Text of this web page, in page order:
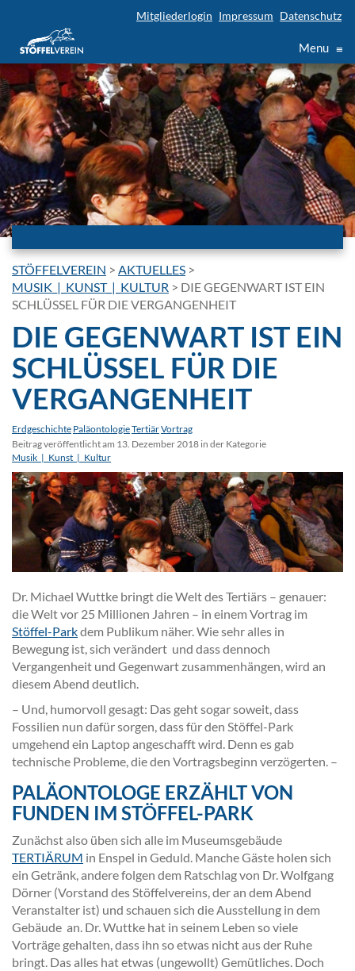
Mitgliederlogin Impressum Datenschutz
Menu ≡
STÖFFELVEREIN > AKTUELLES >
MUSIK_|_KUNST_|_KULTUR > DIE GEGENWART IST EIN
SCHLÜSSEL FÜR DIE VERGANGENHEIT
DIE GEGENWART IST EIN
SCHLÜSSEL FÜR DIE
VERGANGENHEIT
Erdgeschichte PaläontologieTertiärVortrag
Beitrag veröffentlicht am 13. Dezember 2018 in der Kategorie
Musik_|_Kunst_|_Kultur
Dr. Michael Wuttke bringt die Welt des Tertiärs – genauer:
die Welt vor 25 Millionen Jahren – in einem Vortrag im
Stöffel-Parkdem Publikum näher. Wie sehr alles in
Bewegung ist, sich verändert und dass dennoch
Vergangenheit und Gegenwart zusammenhängen, wird an
diesem Abend deutlich.
– Und, humorvoll gesagt: Das geht sogar soweit, dass
Fossilien nun dafür sorgen, dass für den Stöffel-Park
umgehend ein Laptop angeschafft wird. Denn es gab
technische Probleme, die den Vortragsbeginn verzögerten. –
PALÄONTOLOGE ERZÄHLT VON
FUNDEN IM STÖFFEL-PARK
Zunächst also üben sich alle im Museumsgebäude
TERTIÄRUM in Enspel in Geduld. Manche Gäste holen sich
ein Getränk, andere folgen dem Ratschlag von Dr. Wolfgang
Dörner (Vorstand des Stöffelvereins, der an dem Abend
Veranstalter ist) und schauen sich die Ausstellung in dem
Gebäude an. Dr. Wuttke hat in seinem Leben so viele
Vorträge gehalten, dass ihn so etwas nicht aus der Ruhe
bringt. Das alles hat etwas (ungewollt) Gemütliches. Doch